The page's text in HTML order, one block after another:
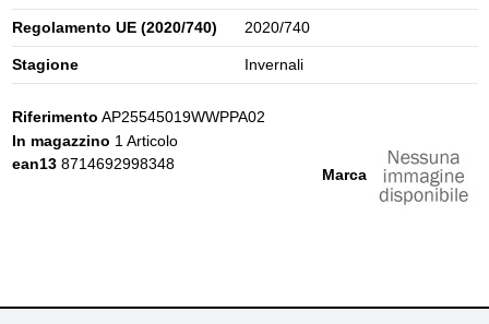
Regolamento UE (2020/740) 2020/740
Stagione Invernali
Marca
Riferimento AP25545019WWPPA02
In magazzino 1 Articolo
ean13 8714692998348